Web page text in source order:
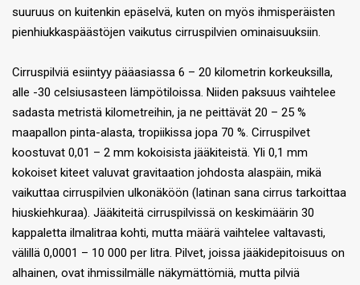
suuruus on kuitenkin epäselvä, kuten on myös ihmisperäisten
pienhiukkaspäästöjen vaikutus cirruspilvien ominaisuuksiin.
Cirruspilviä esiintyy pääasiassa 6 – 20 kilometrin korkeuksilla,
alle -30 celsiusasteen lämpötiloissa. Niiden paksuus vaihtelee
sadasta metristä kilometreihin, ja ne peittävät 20 – 25 %
maapallon pinta-alasta, tropiikissa jopa 70 %. Cirruspilvet
koostuvat 0,01 – 2 mm kokoisista jääkiteistä. Yli 0,1 mm
kokoiset kiteet valuvat gravitaation johdosta alaspäin, mikä
vaikuttaa cirruspilvien ulkonäköön (latinan sana cirrus tarkoittaa
hiuskiehkuraa). Jääkiteitä cirruspilvissä on keskimäärin 30
kappaletta ilmalitraa kohti, mutta määrä vaihtelee valtavasti,
välillä 0,0001 – 10 000 per litra. Pilvet, joissa jääkidepitoisuus on
alhainen, ovat ihmissilmälle näkymättömiä, mutta pilviä